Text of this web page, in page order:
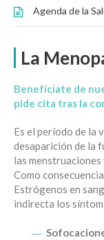
Agenda de la
La
Benefíciate de
pide cita tras la
Es el período de la
desaparición de la
las
Como
Estrógenos en
indirecta los